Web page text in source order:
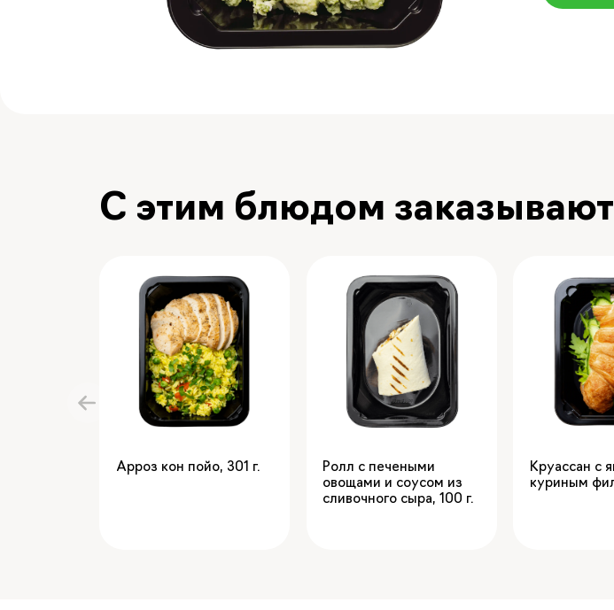
С этим блюдом заказывают
Арроз кон пойо, 301
Ролл с печеными
овощами и соусом из
сливочного сыра,100
Круассан с
куриным